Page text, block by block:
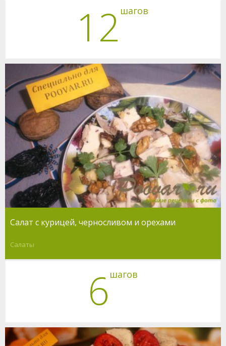
12 шагов
Салат с курицей, черносливом и орехами
Салаты
6 шагов